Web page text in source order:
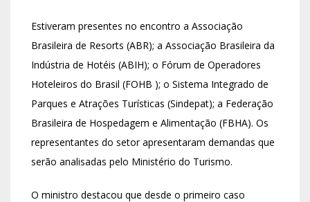
Estiveram presentes no encontro a Associação
Brasileira de Resorts (ABR); a Associação Brasileira da
Indústria de Hotéis (ABIH); o Fórum de Operadores
Hoteleiros do Brasil (FOHB ); o Sistema Integrado de
Parques e Atrações Turísticas (Sindepat); a Federação
Brasileira de Hospedagem e Alimentação (FBHA). Os
representantes do setor apresentaram demandas que
serão analisadas pelo Ministério do Turismo.
O ministro destacou que desde o primeiro caso